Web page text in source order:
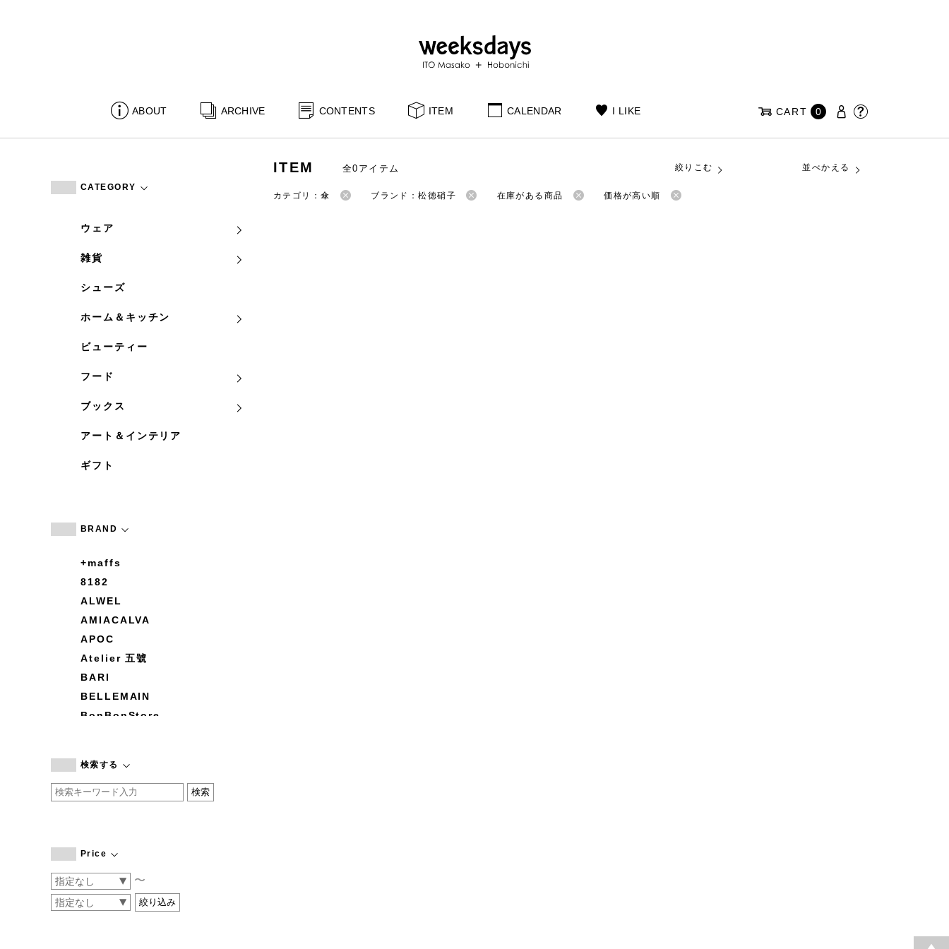
ABOUT ARCHIVE CONTENTS ITEM CALENDAR I LIKE CART 0
CATEGORY
ウェア
雑貨
シューズ
ホーム＆キッチン
ビューティー
フード
ブックス
アート＆インテリア
ギフト
BRAND
+maffs
8182
ALWEL
AMIACALVA
APOC
Atelier 五號
BARI
BELLEMAIN
BonBonStore
by basics
CATWORTH
COGTHEBIGSMOKE
CONVERSE
DEAN & DELUCA
検索する
Price
〜
ITEM 全0アイテム 絞りこむ 並べかえる
カテゴリ：傘 ブランド：松徳硝子 在庫がある商品 価格が高い順